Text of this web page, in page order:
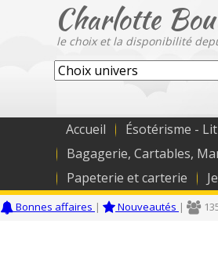
Charlotte
le choix et la disponibilité
Accueil Ésotérisme -
Bagagerie, Cartables,
Papeterie et carterie
Bonnes affaires | Nouveautés |